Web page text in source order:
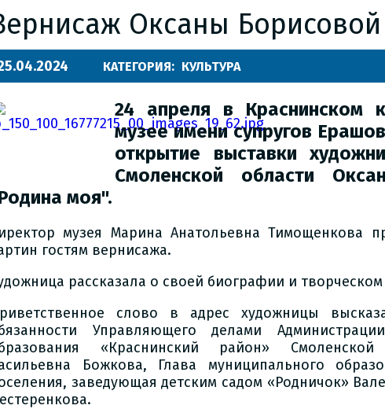
Оксаны Борисовой
КАТЕГОРИЯ: КУЛЬТУРА
24 апреля в Краснинском
музее имени супругов
открытие выставки
Смоленской области
моя".
музея Марина Анатольевна Тимощенкова
гостям вернисажа.
рассказала о своей биографии и творческом
слово в адрес художницы
Управляющего делами
«Краснинский район»
Божкова, Глава муниципального
заведующая детским садом «Родничок»